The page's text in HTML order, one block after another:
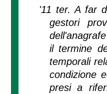
'11 ter. A far
gestori
il termine
temporali
condizione
presi a